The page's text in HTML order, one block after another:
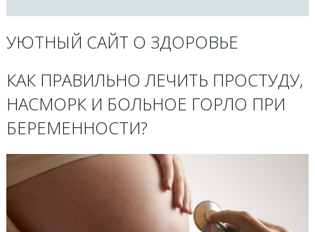
УЮТНЫЙ САЙТ О ЗДОРОВЬЕ
КАК ПРАВИЛЬНО ЛЕЧИТЬ ПРОСТУДУ,
НАСМОРК И БОЛЬНОЕ ГОРЛО ПРИ
БЕРЕМЕННОСТИ?